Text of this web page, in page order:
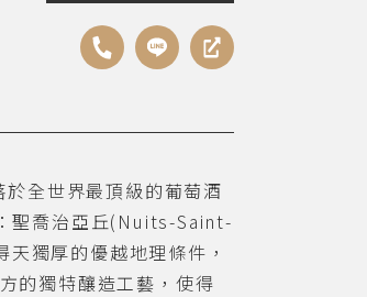
全世界最頂級的葡萄酒
聖喬治亞丘(Nuits-Saint-
獨厚的優越地理條件，
的獨特釀造工藝，使得